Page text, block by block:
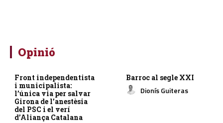
Opinió
Front independentista
i municipalista:
l’única via per salvar
Girona de l’anestèsia
del PSC i el verí
d’Aliança Catalana
Barroc al segle XXI
Dionís Guiteras